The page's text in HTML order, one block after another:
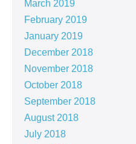
March 2019
February 2019
January 2019
December 2018
November 2018
October 2018
September 2018
August 2018
July 2018